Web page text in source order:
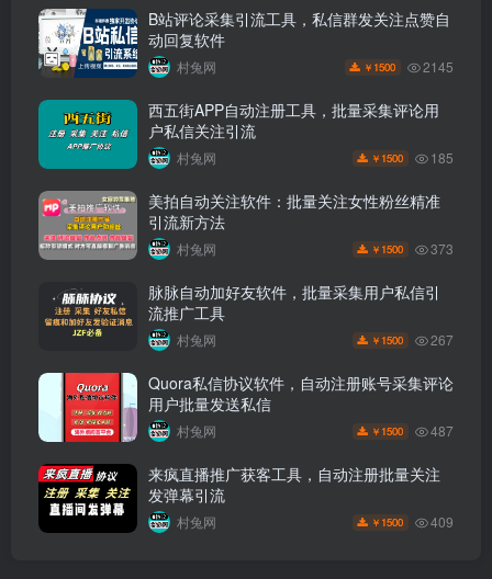
B站评论采集引流工具，私信群发关注点赞自
动回复软件
村兔网 ￥ 1500 2145
西五街APP自动注册工具，批量采集评论用
户私信关注引流
村兔网 ￥ 1500 185
美拍自动关注软件：批量关注女性粉丝精准
引流新方法
村兔网 ￥ 1500 373
脉脉自动加好友软件，批量采集用户私信引
流推广工具
村兔网 ￥ 1500 267
Quora私信协议软件，自动注册账号采集评论
用户批量发送私信
村兔网 ￥ 1500 487
来疯直播推广获客工具，自动注册批量关注
发弹幕引流
村兔网 ￥ 1500 409